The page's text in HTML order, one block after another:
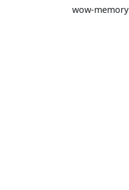
wow-memory